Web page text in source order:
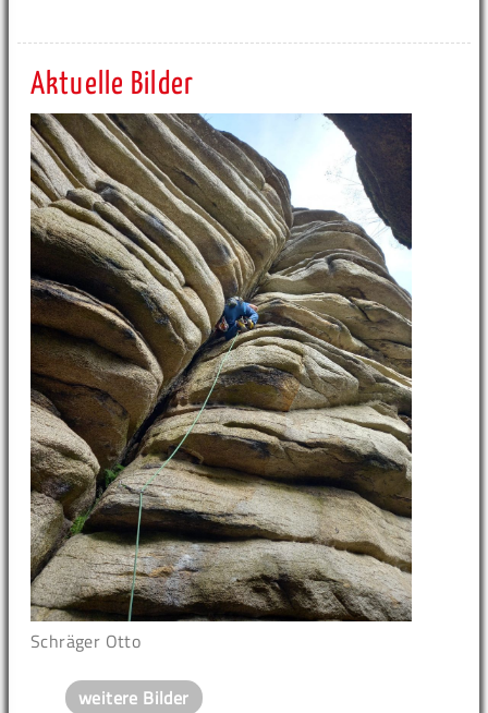
Aktuelle Bilder
Schräger Otto
weitere Bilder